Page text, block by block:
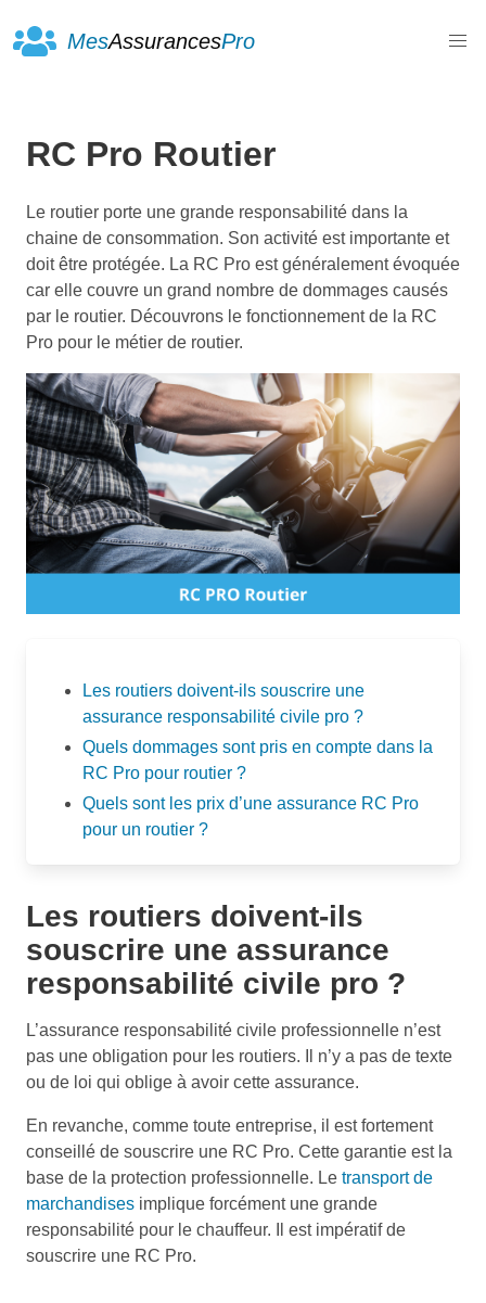
MesAssurancesPro
RC Pro Routier
Le routier porte une grande responsabilité dans la
chaine de consommation. Son activité est importante et
doit être protégée. La RC Pro est généralement évoquée
car elle couvre un grand nombre de dommages causés
par le routier. Découvrons le fonctionnement de la RC
Pro pour le métier de routier.
Les routiers doivent-ils souscrire une
assurance responsabilité civile pro ?
Quels dommages sont pris en compte dans la
RC Pro pour routier ?
Quels sont les prix d’une assurance RC Pro
pour un routier ?
Les routiers doivent-ils
souscrire une assurance
responsabilité civile pro ?
L’assurance responsabilité civile professionnelle n’est
pas une obligation pour les routiers. Il n’y a pas de texte
ou de loi qui oblige à avoir cette assurance.
En revanche, comme toute entreprise, il est fortement
conseillé de souscrire une RC Pro. Cette garantie est la
base de la protection professionnelle. Le transport de
marchandises implique forcément une grande
responsabilité pour le chauffeur. Il est impératif de
souscrire une RC Pro.